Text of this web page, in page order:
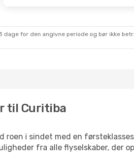
for den angivne periode og bør ikke
til Curitiba
roen i sindet med en
fra alle flyselskaber, der